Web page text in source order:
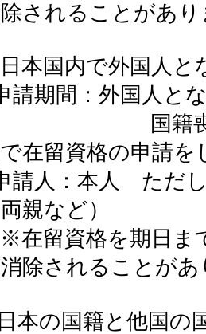
されることがあり
本国内で外国人
期間：外国人と
喪失から３
在留資格の申請を
人：本人 ただし
両親など）
留資格を期日まで
除されることがあ
の国籍と他国の